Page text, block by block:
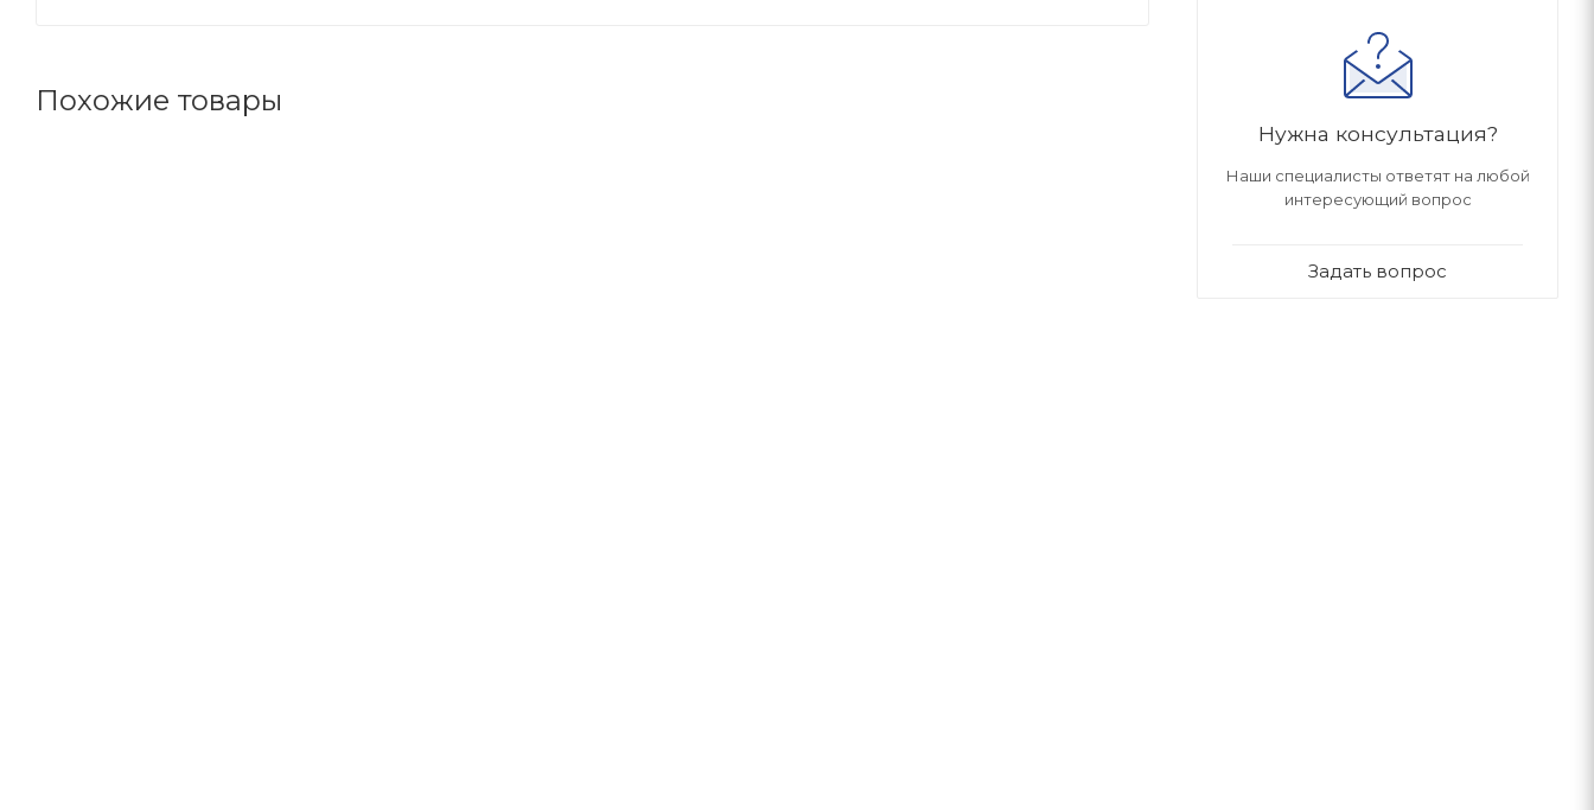
Похожие товары
Нужна консультация?
Наши специалисты ответят на любой
интересующий вопрос
Задать вопрос